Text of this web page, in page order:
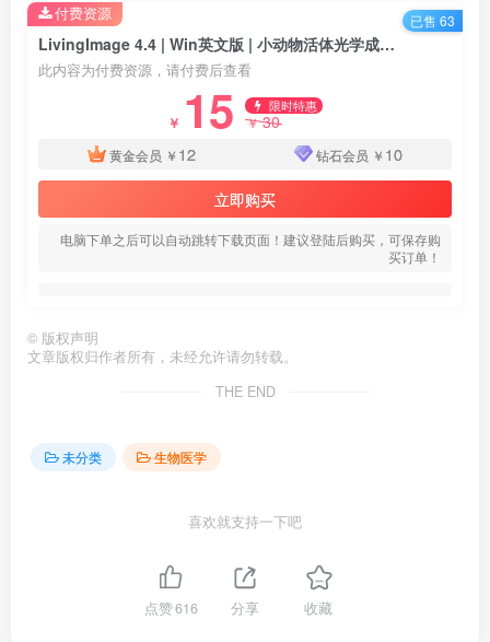
LivingImage 4.4 | Win英文版 | 小动物活体光学成像软件 | 安装教程
此内容为付费资源，请付费后查看
￥ 15 限时特惠
￥30
黄金会员 ￥ 12 钻石会员 ￥ 10
立即购买
电脑下单之后可以自动跳转下载页面！建议登陆后购买，可保存购
买订单！
付费资源 已售 63
© 版权声明
文章版权归作者所有，未经允许请勿转载。
THE END
未分类 生物医学
喜欢就支持一下吧
点赞616 分享 收藏